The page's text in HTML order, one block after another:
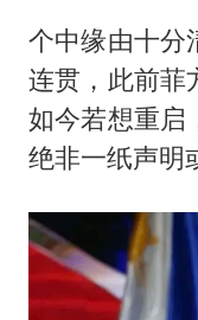
个中缘由十分
连贯，此前菲
如今若想重启
绝非一纸声明